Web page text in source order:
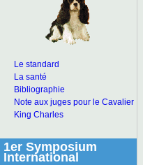
Le standard
La santé
Bibliographie
Note aux juges pour le Cavalier
King Charles
1er Symposium
International